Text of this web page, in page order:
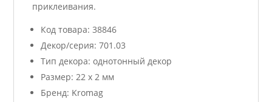
приклеивания.
Код товара: 38846
Декор/серия: 701.03
Тип декора: однотонный декор
Размер: 22 x 2 мм
Бренд: Kromag